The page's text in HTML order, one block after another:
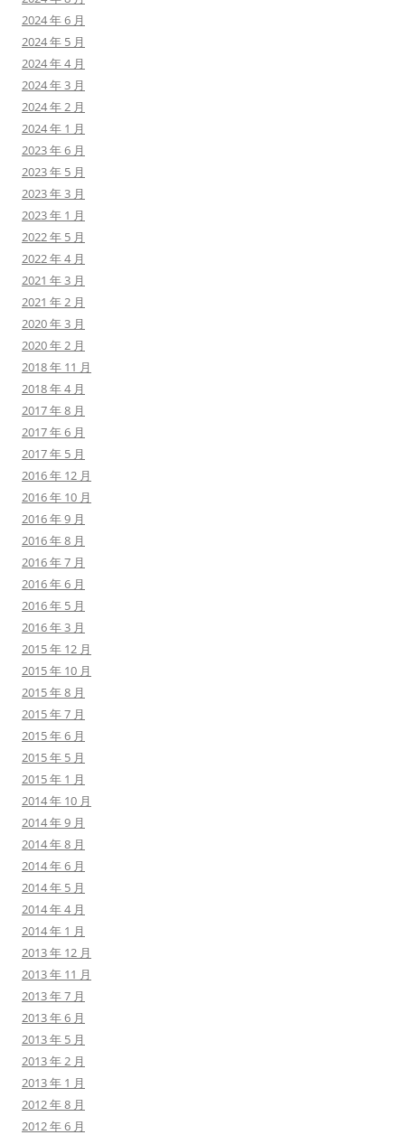
2024 年 6 月
2024 年 5 月
2024 年 4 月
2024 年 3 月
2024 年 2 月
2024 年 1 月
2023 年 6 月
2023 年 5 月
2023 年 3 月
2023 年 1 月
2022 年 5 月
2022 年 4 月
2021 年 3 月
2021 年 2 月
2020 年 3 月
2020 年 2 月
2018 年 11 月
2018 年 4 月
2017 年 8 月
2017 年 6 月
2017 年 5 月
2016 年 12 月
2016 年 10 月
2016 年 9 月
2016 年 8 月
2016 年 7 月
2016 年 6 月
2016 年 5 月
2016 年 3 月
2015 年 12 月
2015 年 10 月
2015 年 8 月
2015 年 7 月
2015 年 6 月
2015 年 5 月
2015 年 1 月
2014 年 10 月
2014 年 9 月
2014 年 8 月
2014 年 6 月
2014 年 5 月
2014 年 4 月
2014 年 1 月
2013 年 12 月
2013 年 11 月
2013 年 7 月
2013 年 6 月
2013 年 5 月
2013 年 2 月
2013 年 1 月
2012 年 8 月
2012 年 6 月